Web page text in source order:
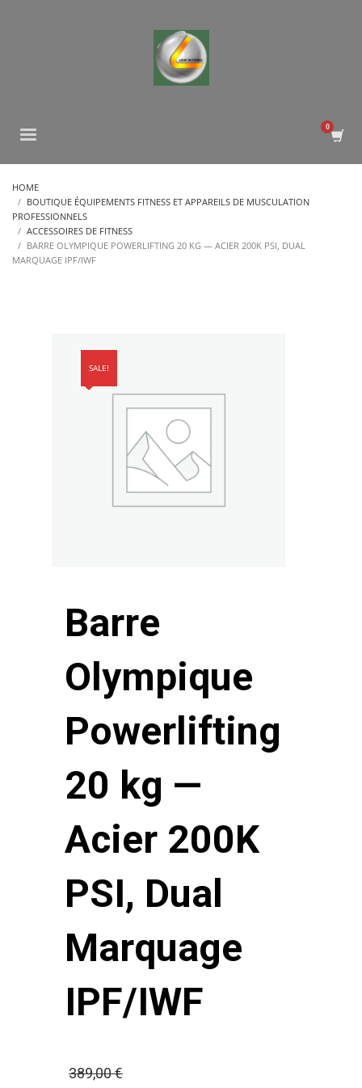
HOME
BOUTIQUE ÉQUIPEMENTS FITNESS ET APPAREILS DE MUSCULATION
PROFESSIONNELS
ACCESSOIRES DE FITNESS
BARRE OLYMPIQUE POWERLIFTING 20 KG — ACIER 200K PSI, DUAL
MARQUAGE IPF/IWF
SALE!
Barre
Olympique
Powerlifting
20 kg —
Acier 200K
PSI, Dual
Marquage
IPF/IWF
389,00€